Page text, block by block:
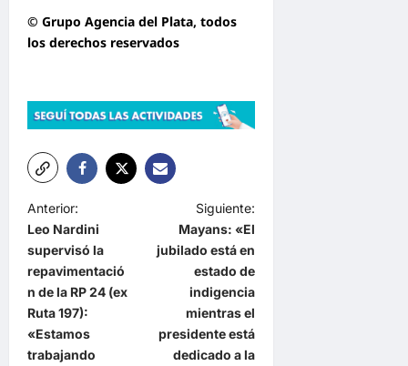
© Grupo Agencia del Plata, todos
los derechos reservados
N
a
v
e
g
a
Anterior:
Leo Nardini
supervisó la
repavimentació
n de la RP 24 (ex
Ruta 197):
«Estamos
trabajando
Siguiente:
Mayans: «El
jubilado está en
estado de
indigencia
mientras el
presidente está
dedicado a la